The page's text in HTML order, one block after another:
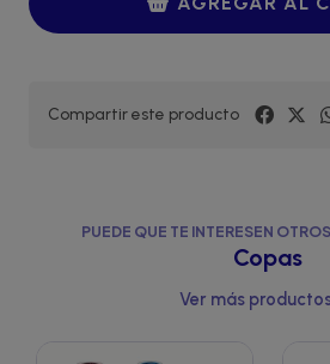
Compartir este producto
PUEDE QUE TE INTERESEN
Copas
Ver más